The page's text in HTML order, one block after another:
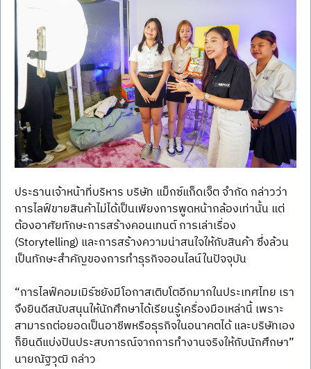
ประธานเจ้าหน้าที่บริหาร บริษัท แม็กซ์แก็ดเจ็ต จำกัด กล่าวว่า
การไลฟ์ขายสินค้าไม่ได้เป็นเพียงการพูดหน้ากล้องเท่านั้น แต่
ต้องอาศัยทักษะการสร้างคอนเทนต์ การเล่าเรื่อง
(Storytelling) และการสร้างความน่าสนใจให้กับสินค้า ซึ่งล้วน
เป็นทักษะสำคัญของการทำธุรกิจออนไลน์ในปัจจุบัน
“การไลฟ์คอมเมิร์ซยังมีโอกาสเติบโตอีกมากในประเทศไทย เรา
จึงยินดีสนับสนุนให้นักศึกษาได้เรียนรู้เครื่องมือเหล่านี้ เพราะ
สามารถต่อยอดเป็นอาชีพหรือธุรกิจในอนาคตได้ และบริษัทเอง
ก็ยินดีแบ่งปันประสบการณ์จากการทำงานจริงให้กับนักศึกษา”
นายณัฐวุฒิ กล่าว